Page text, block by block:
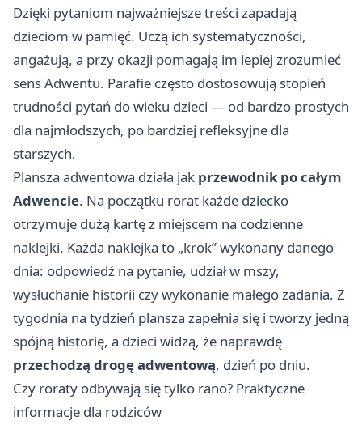
Dzięki pytaniom najważniejsze treści zapadają
dzieciom w pamięć. Uczą ich systematyczności,
angażują, a przy okazji pomagają im lepiej zrozumieć
sens Adwentu. Parafie często dostosowują stopień
trudności pytań do wieku dzieci — od bardzo prostych
dla najmłodszych, po bardziej refleksyjne dla
starszych.
Plansza adwentowa działa jak przewodnik po całym
Adwencie. Na początku rorat każde dziecko
otrzymuje dużą kartę z miejscem na codzienne
naklejki. Każda naklejka to „krok” wykonany danego
dnia: odpowiedź na pytanie, udział w mszy,
wysłuchanie historii czy wykonanie małego zadania. Z
tygodnia na tydzień plansza zapełnia się i tworzy jedną
spójną historię, a dzieci widzą, że naprawdę
przechodzą drogę adwentową, dzień po dniu.
Czy roraty odbywają się tylko rano? Praktyczne
informacje dla rodziców